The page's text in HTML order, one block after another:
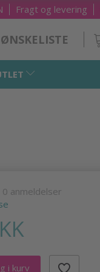
Fragt og levering
0 anmeldelser
i kurv